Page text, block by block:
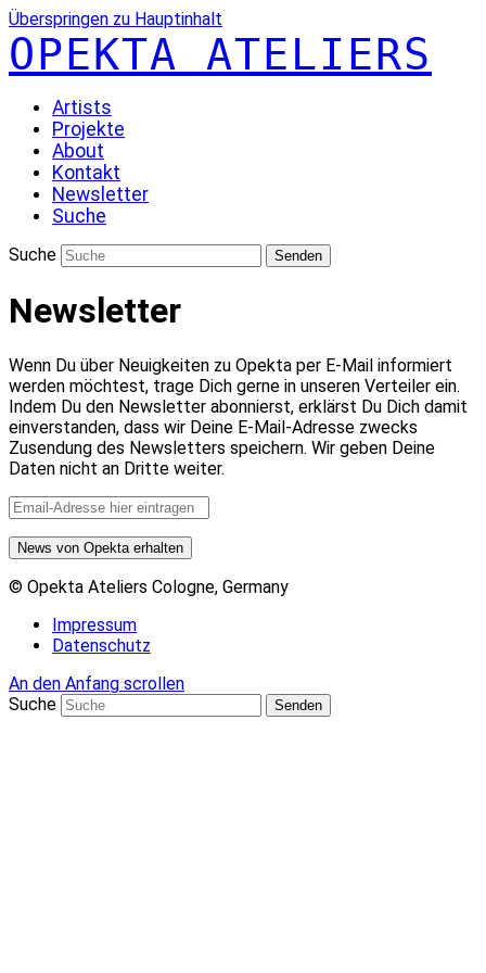
Überspringen zu Hauptinhalt
OPEKTA ATELIERS
Artists
Projekte
About
Kontakt
Newsletter
Suche
Suche Senden
Newsletter
Wenn Du über Neuigkeiten zu Opekta per E-Mail informiert
werden möchtest, trage Dich gerne in unseren Verteiler ein.
Indem Du den Newsletter abonnierst, erklärst Du Dich damit
einverstanden, dass wir Deine E-Mail-Adresse zwecks
Zusendung des Newsletters speichern. Wir geben Deine
Daten nicht an Dritte weiter.
© Opekta Ateliers Cologne, Germany
Impressum
Datenschutz
An den Anfang scrollen
Suche
Senden